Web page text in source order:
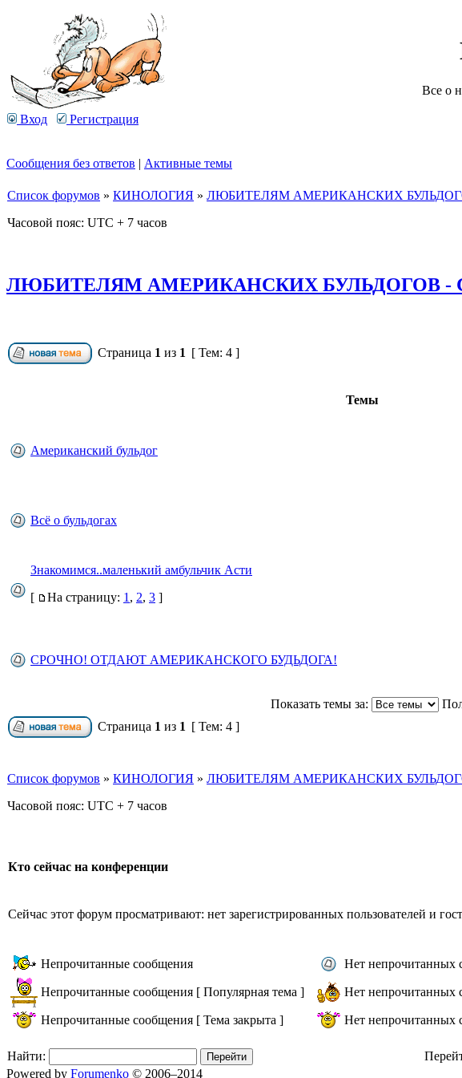
Все о
Вход Регистрация
Сообщения без ответов | Активные темы
Список форумов » КИНОЛОГИЯ » ЛЮБИТЕЛЯМ АМЕРИКАНСКИХ
Часовой пояс: UTC + 7 часов
ЛЮБИТЕЛЯМ АМЕРИКАНСКИХ БУЛЬДОГОВ -
Страница 1 из 1 [ Тем: 4 ]
Темы
Американский бульдог
Всё о бульдогах
Знакомимся..маленький амбульчик Асти
[
На страницу: 1 , 2, 3 ]
СРОЧНО! ОТДАЮТ АМЕРИКАНСКОГО БУДЬДОГА!
Показать темы за:
Страница 1 из 1 [ Тем: 4 ]
Список форумов » КИНОЛОГИЯ » ЛЮБИТЕЛЯМ АМЕРИКАНСКИХ
Часовой пояс: UTC + 7 часов
Кто сейчас на конференции
Сейчас этот форум просматривают: нет зарегистрированных пользователей и
Непрочитанные сообщения Нет непрочитанных
Непрочитанные сообщения [ Популярная тема ] Нет непрочитанных
Непрочитанные сообщения [ Тема закрыта ] Нет непрочитанных
Найти:
Powered by Forumenko © 2006–2014